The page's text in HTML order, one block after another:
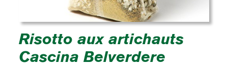
Risotto aux artichauts
Cascina Belverdere